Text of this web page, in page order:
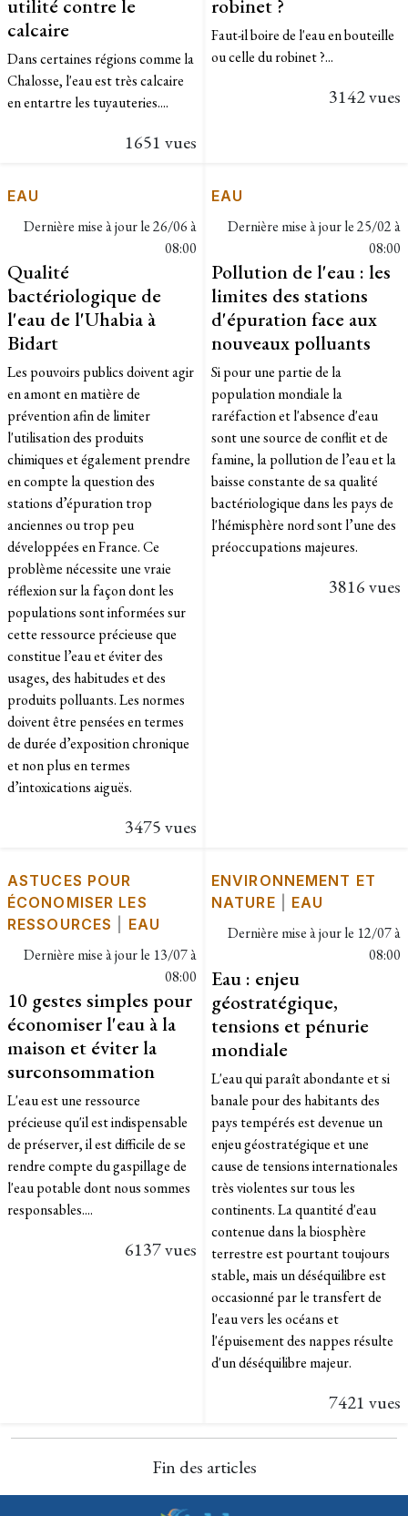
utilité contre le
calcaire
Dans certaines régions comme la
Chalosse, l'eau est très calcaire
en entartre les tuyauteries....
1651 vues
robinet ?
Faut-il boire de l'eau en bouteille
ou celle du robinet ?...
3142 vues
EAU
Dernière mise à jour le26/06 à
08:00
Qualité
bactériologique de
l'eau de l'Uhabia à
Bidart
Les pouvoirs publics doivent agir
en amont en matière de
prévention afin de limiter
l'utilisation des produits
chimiques et également prendre
en compte la question des
stations d’épuration trop
anciennes ou trop peu
développées en France. Ce
problème nécessite une vraie
réflexion sur la façon dont les
populations sont informées sur
cette ressource précieuse que
constitue l’eau et éviter des
usages, des habitudes et des
produits polluants. Les normes
doivent être pensées en termes
de durée d’exposition chronique
et non plus en termes
d’intoxications aiguës.
3475 vues
EAU
Dernière mise à jour le25/02 à
08:00
Pollution de l'eau : les
limites des stations
d'épuration face aux
nouveaux polluants
Si pour une partie de la
population mondiale la
raréfaction et l'absence d'eau
sont une source de conflit et de
famine, la pollution de l’eau et la
baisse constante de sa qualité
bactériologique dans les pays de
l'hémisphère nord sont l’une des
préoccupations majeures.​
3816 vues
ASTUCES POUR
ÉCONOMISER LES
RESSOURCES
EAU
Dernière mise à jour le 13/07 à
08:00
10 gestes simples pour
économiser l'eau à la
maison et éviter la
surconsommation
L'eau est une ressource
précieuse qu'il est indispensable
de préserver, il est difficile de se
rendre compte du gaspillage de
l'eau potable dont nous sommes
responsables....
6137 vues
ENVIRONNEMENT ET
NATURE
EAU
Dernière mise à jour le 12/07 à
08:00
Eau : enjeu
géostratégique,
tensions et pénurie
mondiale
L'eau qui paraît abondante et si
banale pour des habitants des
pays tempérés est devenue un
enjeu géostratégique et une
cause de tensions internationales
très violentes sur tous les
continents. La quantité d'eau
contenue dans la biosphère
terrestre est pourtant toujours
stable, mais un déséquilibre est
occasionné par le transfert de
l'eau vers les océans et
l'épuisement des nappes résulte
d'un déséquilibre majeur.
7421 vues
Fin des articles